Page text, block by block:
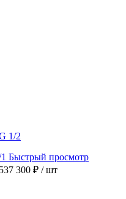
1/2
Быстрый просмотр
537 300 ₽ / шт